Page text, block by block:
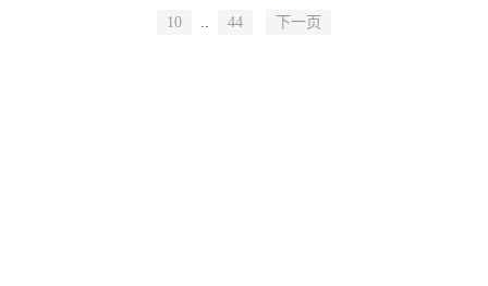
10 .. 44 下一页